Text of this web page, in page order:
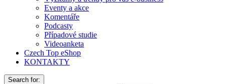
Eventy a akce
Komentáře
Podcasty
Případové studie
Videoanketa
Czech Top eShop
KONTAKTY
Search for: